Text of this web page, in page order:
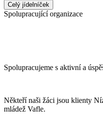
Celý jídelníček
Spolupracující organizace
Spolupracujeme s aktivní a
Někteří naši žáci jsou klienty
mládež Vafle.